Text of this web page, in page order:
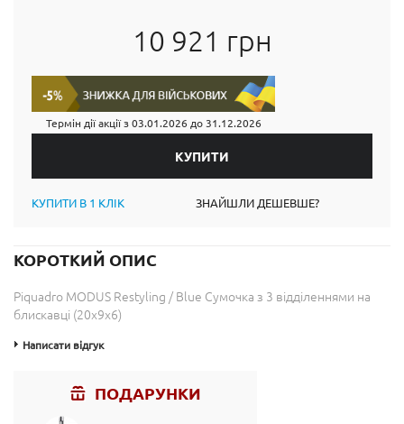
10 921 грн
Термін дії акції з03.01.2026 до 31.12.2026
КУПИТИ В 1 КЛІК ЗНАЙШЛИ ДЕШЕВШЕ?
КОРОТКИЙ ОПИС
Piquadro MODUS Restyling / Blue Сумочка з 3 відділеннями на
блискавці (20x9x6)
Написати відгук
ПОДАРУНКИ